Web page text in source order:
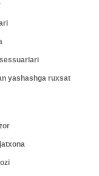
yashashga ruxsat